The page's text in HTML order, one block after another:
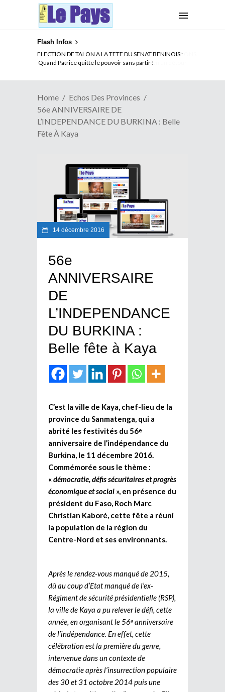
Flash Infos
ELECTION DE TALON A LA TETE DU SENAT BENINOIS :
Quand Patrice quitte le pouvoir sans partir !
Home
Echos Des Provinces
56e ANNIVERSAIRE DE
L’INDEPENDANCE DU BURKINA : Belle
Fête À Kaya
14 décembre 2016
56e
ANNIVERSAIRE
DE
L’INDEPENDANCE
DU BURKINA :
Belle fête à Kaya
C’est la ville de Kaya, chef-lieu de la
province du Sanmatenga, qui a
abrité les festivités du 56e
anniversaire de l’indépendance du
Burkina, le 11 décembre 2016.
Commémorée sous le thème :
«démocratie, défis sécuritaires et progrès
économique et social », en présence du
président du Faso, Roch Marc
Christian Kaboré, cette fête a réuni
la population de la région du
Centre-Nord et ses environnants.
Après le rendez-vous manqué de 2015,
dû au coup d’Etat manqué de l’ex-
Régiment de sécurité présidentielle (RSP),
la ville de Kaya a pu relever le défi, cette
année, en organisant le 56e anniversaire
de l’indépendance. En effet, cette
célébration est la première du genre,
intervenue dans un contexte de
démocratie après l’insurrection populaire
des 30 et 31 octobre 2014 puis une